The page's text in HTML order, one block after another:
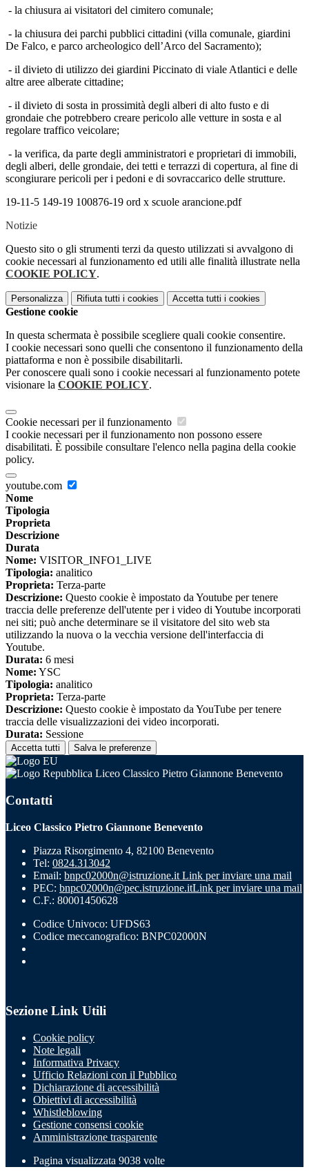
- la chiusura ai visitatori del cimitero comunale;
- la chiusura dei parchi pubblici cittadini (villa comunale, giardini
De Falco, e parco archeologico dell’Arco del Sacramento);
- il divieto di utilizzo dei giardini Piccinato di viale Atlantici e delle
altre aree alberate cittadine;
- il divieto di sosta in prossimità degli alberi di alto fusto e di
grondaie che potrebbero creare pericolo alle vetture in sosta e al
regolare traffico veicolare;
- la verifica, da parte degli amministratori e proprietari di immobili,
degli alberi, delle grondaie, dei tetti e terrazzi di copertura, al fine di
scongiurare pericoli per i pedoni e di sovraccarico delle strutture.
19-11-5 149-19 100876-19 ord x scuole arancione.pdf
Notizie
Questo sito o gli strumenti terzi da questo utilizzati si avvalgono di
cookie necessari al funzionamento ed utili alle finalità illustrate nella
COOKIE POLICY.
Personalizza Rifiuta tutti i cookies Accetta tutti i cookies
Gestione cookie
In questa schermata è possibile scegliere quali cookie consentire.
I cookie necessari sono quelli che consentono il funzionamento della
piattaforma e non è possibile disabilitarli.
Per conoscere quali sono i cookie necessari al funzionamento potete
visionare la COOKIE POLICY.
Cookie necessari per il funzionamento
I cookie necessari per il funzionamento non possono essere
disabilitati. È possibile consultare l'elenco nella pagina della cookie
policy.
youtube.com
Nome
Tipologia
Proprieta
Descrizione
Durata
Nome: VISITOR_INFO1_LIVE
Tipologia: analitico
Proprieta: Terza-parte
Descrizione: Questo cookie è impostato da Youtube per tenere
traccia delle preferenze dell'utente per i video di Youtube incorporati
nei siti; può anche determinare se il visitatore del sito web sta
utilizzando la nuova o la vecchia versione dell'interfaccia di
Youtube.
Durata: 6 mesi
Nome: YSC
Tipologia: analitico
Proprieta: Terza-parte
Descrizione: Questo cookie è impostato da YouTube per tenere
traccia delle visualizzazioni dei video incorporati.
Durata: Sessione
Accetta tutti Salva le preferenze
Liceo Classico Pietro Giannone Benevento
Contatti
Liceo Classico Pietro Giannone Benevento
Piazza Risorgimento 4, 82100 Benevento
Tel: 0824.313042
Email: bnpc02000n@istruzione.it Link per inviare una mail
PEC: bnpc02000n@pec.istruzione.itLink per inviare una mail
C.F.: 80001450628
Codice Univoco: UFDS63
Codice meccanografico: BNPC02000N
Sezione Link Utili
Cookie policy
Note legali
Informativa Privacy
Ufficio Relazioni con il Pubblico
Dichiarazione di accessibilità
Obiettivi di accessibilità
Whistleblowing
Gestione consensi cookie
Amministrazione trasparente
Pagina visualizzata 9038 volte